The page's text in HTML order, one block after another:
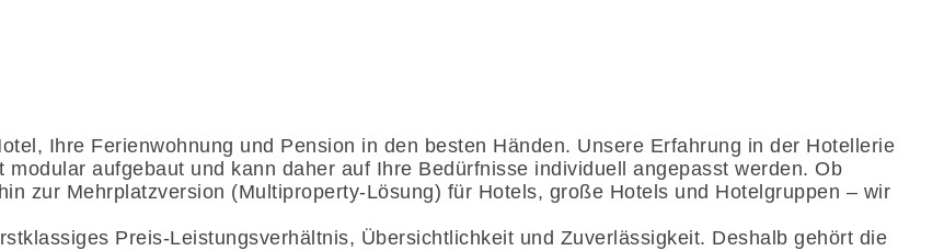
Ihre Ferienwohnung und Pension in den besten Händen. Unsere Erfahrung in der Hotellerie
modular aufgebaut und kann daher auf Ihre Bedürfnisse individuell angepasst werden. Ob
zur Mehrplatzversion (Multiproperty-Lösung) für Hotels, große Hotels und Hotelgruppen – wir
Preis-Leistungsverhältnis, Übersichtlichkeit und Zuverlässigkeit. Deshalb gehört die